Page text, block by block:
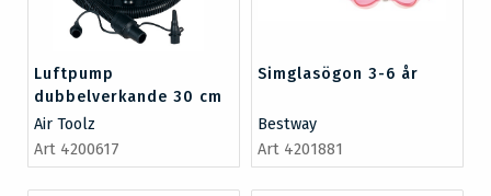
Luftpump
dubbelverkande 30 cm
Air Toolz
Art 4200617
Simglasögon 3-6 år
Bestway
Art 4201881